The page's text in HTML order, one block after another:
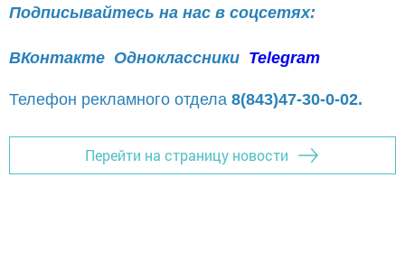
Подписывайтесь на нас в соцсетях:
ВКонтакте Одноклассники Telegram
Телефон рекламного отдела 8(843)47-30-0-02.
Перейти на страницу новости